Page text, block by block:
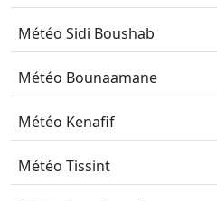
Météo Sidi Boushab
Météo Bounaamane
Météo Kenafif
Météo Tissint